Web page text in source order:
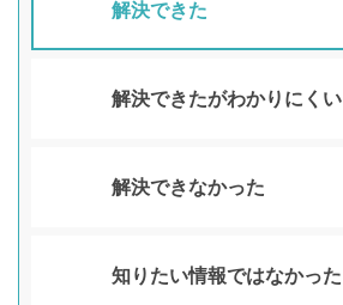
解決できた
解決できたがわかりにくい
解決できなかった
知りたい情報ではなかった